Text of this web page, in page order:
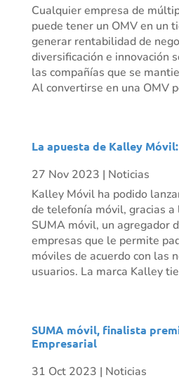
Cualquier empresa de
puede tener un OMV en un
generar rentabilidad de
diversificación e innovación
las compañías que se
Al convertirse en una OMV
La apuesta de Kalley
27 Nov 2023 | Noticias
Kalley Móvil ha podido
de telefonía móvil, gracias a
SUMA móvil, un agregador
empresas que le permite
móviles de acuerdo con las
usuarios. La marca Kalley
SUMA móvil, finalista
Empresarial
31 Oct 2023 | Noticias